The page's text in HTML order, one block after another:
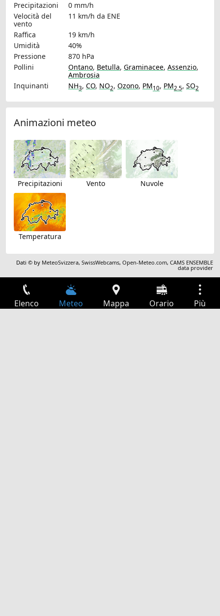
Precipitazioni
0 mm/h
Velocità del
vento
11 km/h da ENE
Raffica
19 km/h
Umidità
40%
Pressione
870 hPa
Pollini
Ontano, Betulla, Graminacee, Assenzio,
Ambrosia
Inquinanti
NH3, CO, NO2, Ozono, PM10, PM2.5, SO2
Animazioni meteo
Precipitazioni Vento Nuvole
Temperatura
Dati © by MeteoSvizzera,SwissWebcams,Open-Meteo.com,CAMS ENSEMBLE
data provider
Elenco Meteo Mappa Orario Più